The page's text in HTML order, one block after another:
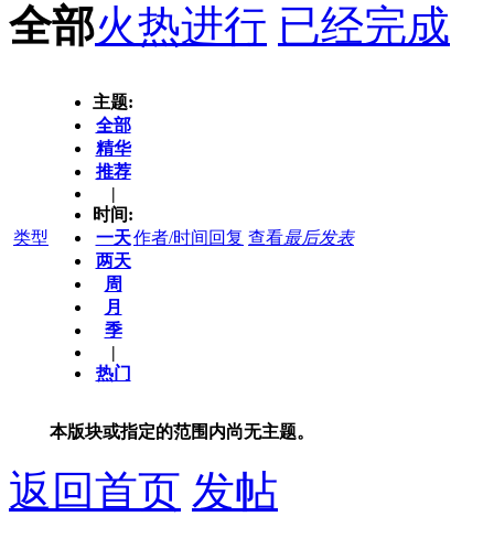
全部火热进行 已经完成
类型
主题:
全部
精华
推荐
|
时间:
一天
两天
周
月
季
|
热门
作者/时间 回复 查看最后发表
本版块或指定的范围内尚无主题。
返回首页 发帖